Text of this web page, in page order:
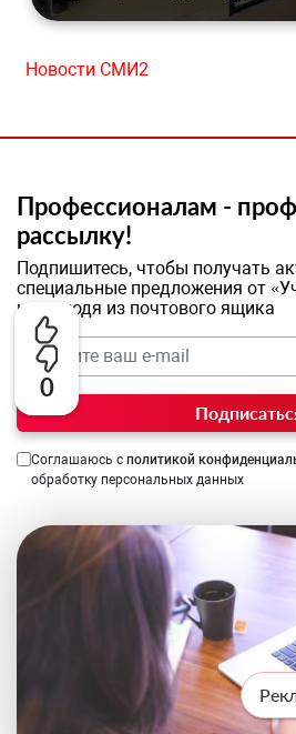
0
Новости СМИ2
Профессионалам -
рассылку!
Подпишитесь, чтобы получать
специальные предложения от
не выходя из почтового ящика
Соглашаюсь с политикой
обработку персональных данных